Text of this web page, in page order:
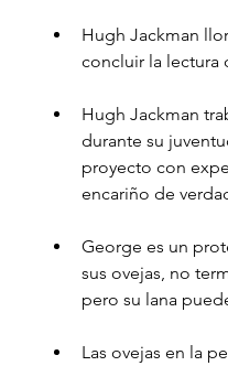
Hugh Jackman
concluir la lectura
Hugh Jackman
durante su
proyecto con
encariño de
George es un
sus ovejas, no
pero su lana
Las ovejas en la